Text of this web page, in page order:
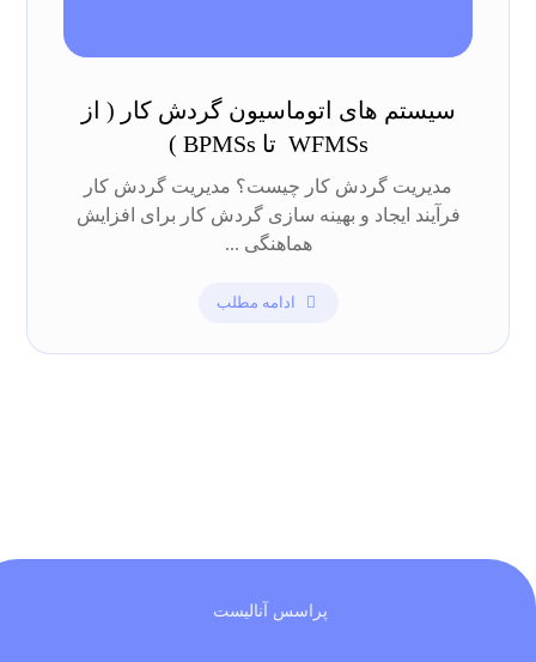
سیستم های اتوماسیون گردش کار ( از
WFMSs تا BPMSs )
مدیریت گردش کار چیست؟ مدیریت گردش کار
فرآیند ایجاد و بهینه سازی گردش کار برای افزایش
هماهنگی ...
ادامه مطلب
پراسس آنالیست